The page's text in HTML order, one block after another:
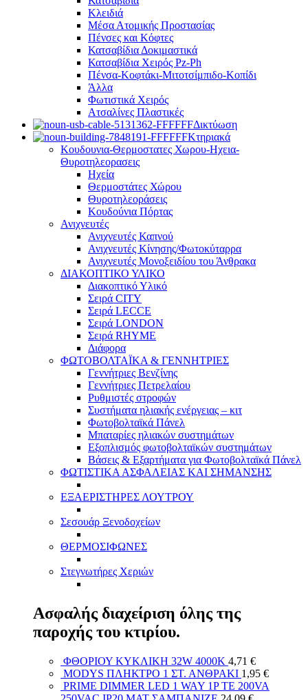
Κλειδιά
Μέσα Ατομικής Προστασίας
Πένσες και Κόφτες
Κατσαβίδια Δοκιμαστικά
Κατσαβίδια Χειρός Pz-Ph
Πένσα-Κοφτάκι-Μιτοτσίμπιδο-Κοπίδι
Άλλα
Φωτιστικά Χειρός
Ατσαλίνες Πλαστικές
Δικτύωση
Κτηριακά
Κουδουνια-Θερμοστατες Χωρου-Ηχεια-
Θυροτηλεορασεις
Ηχεία
Θερμοστάτες Χώρου
Θυροτηλεοράσεις
Κουδούνια Πόρτας
Ανιχνευτές
Ανιχνευτές Καπνού
Ανιχνευτές Κίνησης/Φωτοκύταρρα
Ανιχνευτές Μονοξειδίου του Άνθρακα
ΔΙΑΚΟΠΤΙΚΟ ΥΛΙΚΟ
Διακοπτικό Υλικό
Σειρά CITY
Σειρά LECCE
Σειρά LONDON
Σειρά RHYME
Διάφορα
ΦΩΤΟΒΟΛΤΑΪΚΑ & ΓΕΝΝΗΤΡΙΕΣ
Γεννήτριες Βενζίνης
Γεννήτριες Πετρελαίου
Ρυθμιστές στροφών
Συστήματα ηλιακής ενέργειας – κιτ
Φωτοβολταϊκά Πάνελ
Μπαταρίες ηλιακών συστημάτων
Εξοπλισμός φωτοβολταϊκών συστημάτων
Βάσεις & Εξαρτήματα για Φωτοβολταϊκά Πάνελ
ΦΩΤΙΣΤΙΚΑ ΑΣΦΑΛΕΙΑΣ ΚΑΙ ΣΗΜΑΝΣΗΣ
ΕΞΑΕΡΙΣΤΗΡΕΣ ΛΟΥΤΡΟΥ
Σεσουάρ Ξενοδοχείων
ΘΕΡΜΟΣΙΦΩΝΕΣ
Στεγνωτήρες Χεριών
Ασφαλής διαχείριση όλης της
παροχής του κτιρίου.
ΦΘΟΡΙΟΥ ΚΥΚΛΙΚΗ 32W 4000Κ 4,71 €
MODYS ΠΛΗΚΤΡΟ 1 ΣΤ. ΑΝΘΡΑΚΙ 1,95 €
PRIME DIMMER LED 1 WAY 1P TE 200VA